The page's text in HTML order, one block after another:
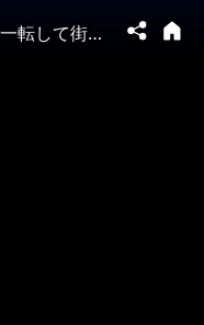
中国・海南省 干ばつから一転して街が水没 世界を襲うエルニーニョ現象